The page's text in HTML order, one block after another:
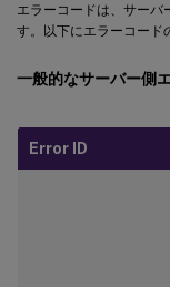
エラーコードは、サーバ
す。以下にエラーコード
一般的なサーバー側
Error ID